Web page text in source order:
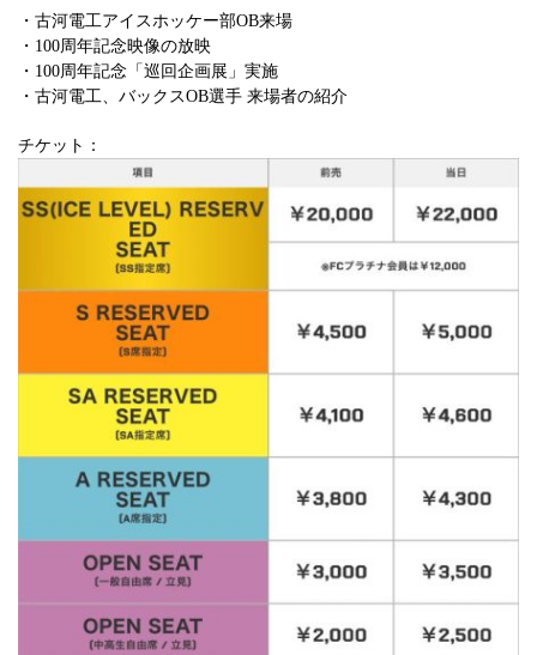
・古河電工アイスホッケー部OB来場
・100周年記念映像の放映
・100周年記念「巡回企画展」実施
・古河電工、バックスOB選手 来場者の紹介
チケット：